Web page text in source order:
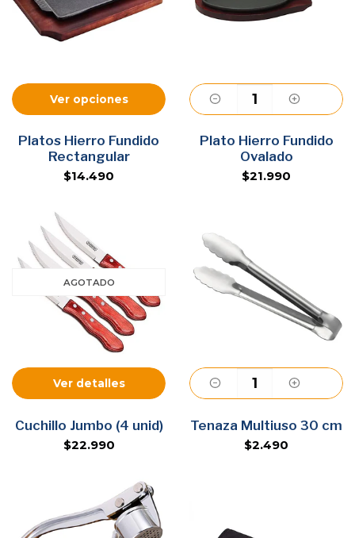
Ver opciones
Platos Hierro Fundido
Rectangular
$14.490
Agregar
Plato Hierro Fundido
Ovalado
$21.990
Ver detalles
AGOTADO
Cuchillo Jumbo (4 unid)
$22.990
Agregar
Tenaza Multiuso 30 cm
$2.490